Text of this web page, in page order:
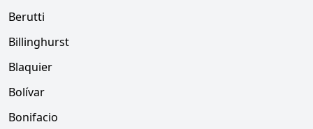
Berutti
Billinghurst
Blaquier
Bolívar
Bonifacio